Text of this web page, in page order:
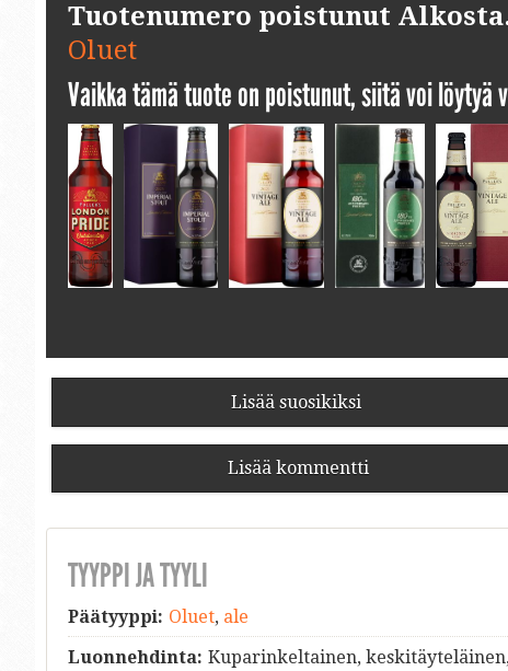
Tuotenumero poistunut
Oluet
Vaikka tämä tuote on poistunut, siitä voi
Lisää suosikiksi
Lisää kommentti
TYYPPI JA TYYLI
Päätyyppi: Oluet, ale
Luonnehdinta: Kuparinkeltainen,